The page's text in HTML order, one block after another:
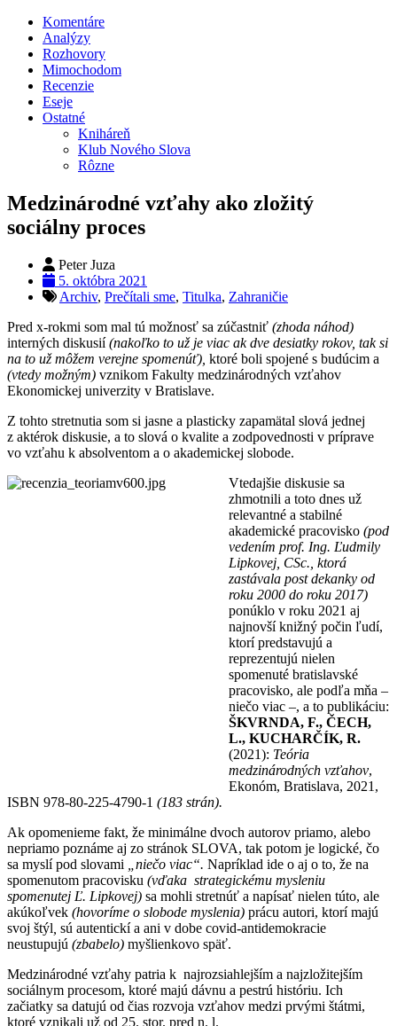
Komentáre
Analýzy
Rozhovory
Mimochodom
Recenzie
Eseje
Ostatné
Kniháreň
Klub Nového Slova
Rôzne
Medzinárodné vzťahy ako zložitý
sociálny proces
Peter Juza
5. októbra 2021
Archiv, Prečítali sme, Titulka, Zahraničie
Pred x-rokmi som mal tú možnosť sa zúčastniť (zhoda náhod)
interných diskusií(nakoľko to už je viac ak dve desiatky rokov, tak si
na to už môžem verejne spomenúť), ktoré boli spojené s budúcim a
(vtedy možným) vznikom Fakulty medzinárodných vzťahov
Ekonomickej univerzity v Bratislave.
Z tohto stretnutia som si jasne a plasticky zapamätal slová jednej
z aktérok diskusie, a to slová o kvalite a zodpovednosti v príprave
vo vzťahu k absolventom a o akademickej slobode.
Vtedajšie diskusie sa
zhmotnili a toto dnes už
relevantné a stabilné
akademické pracovisko (pod
vedením prof. Ing. Ľudmily
Lipkovej, CSc., ktorá
zastávala post dekanky od
roku 2000 do roku 2017)
ponúklo v roku 2021 aj
najnovší knižný počin ľudí,
ktorí predstavujú a
reprezentujú nielen
spomenuté bratislavské
pracovisko, ale podľa mňa –
niečo viac –, a to publikáciu:
ŠKVRNDA, F., ČECH,
L., KUCHARČÍK, R.
(2021): Teória
medzinárodných vzťahov,
Ekonóm, Bratislava, 2021,
ISBN 978-80-225-4790-1 (183 strán).
Ak opomenieme fakt, že minimálne dvoch autorov priamo, alebo
nepriamo poznáme aj zo stránok SLOVA, tak potom je logické, čo
sa myslí pod slovami
„niečo viac“. Napríklad ide o aj o to, že na
spomenutom pracovisku (vďaka strategickému mysleniu
spomenutej Ľ. Lipkovej) sa mohli stretnúť a napísať nielen túto, ale
akúkoľvek (hovoríme o slobode myslenia) prácu autori, ktorí majú
svoj štýl sú autentickí a ani v dobe covid-antidemokracie
neustupujú (zbabelo) myšlienkovo späť.
Medzinárodné vzťahy patria k najrozsiahlejším a najzložitejším
sociálnym procesom, ktoré majú dávnu a pestrú históriu. Ich
začiatky sa datujú od čias rozvoja vzťahov medzi prvými štátmi,
ktoré vznikali už od 25. stor. pred n. l.